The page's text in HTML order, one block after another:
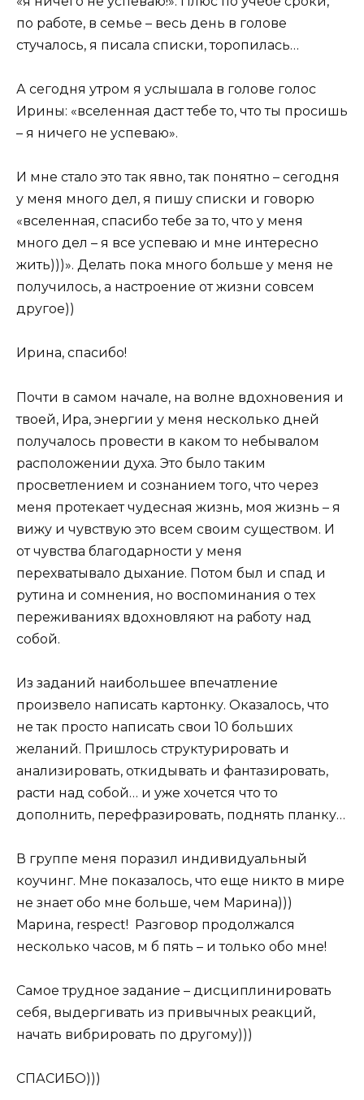
по работе, в семье – весь день в голове
стучалось, я писала списки, торопилась…
А сегодня утром я услышала в голове голос
Ирины: «вселенная даст тебе то, что ты просишь
– я ничего не успеваю».
И мне стало это так явно, так понятно – сегодня
у меня много дел, я пишу списки и говорю
«вселенная, спасибо тебе за то, что у меня
много дел – я все успеваю и мне интересно
жить)))». Делать пока много больше у меня не
получилось, а настроение от жизни совсем
другое))
Ирина, спасибо!
Почти в самом начале, на волне вдохновения и
твоей, Ира, энергии у меня несколько дней
получалось провести в каком то небывалом
расположении духа. Это было таким
просветлением и сознанием того, что через
меня протекает чудесная жизнь, моя жизнь – я
вижу и чувствую это всем своим существом. И
от чувства благодарности у меня
перехватывало дыхание. Потом был и спад и
рутина и сомнения, но воспоминания о тех
переживаниях вдохновляют на работу над
собой.
Из заданий наибольшее впечатление
произвело написать картонку. Оказалось, что
не так просто написать свои 10 больших
желаний. Пришлось структурировать и
анализировать, откидывать и фантазировать,
расти над собой… и уже хочется что то
дополнить, перефразировать, поднять планку…
В группе меня поразил индивидуальный
коучинг. Мне показалось, что еще никто в мире
не знает обо мне больше, чем Марина)))
Марина, respect! Разговор продолжался
несколько часов, м б пять – и только обо мне!
Самое трудное задание – дисциплинировать
себя, выдергивать из привычных реакций,
начать вибрировать по другому)))
СПАСИБО)))